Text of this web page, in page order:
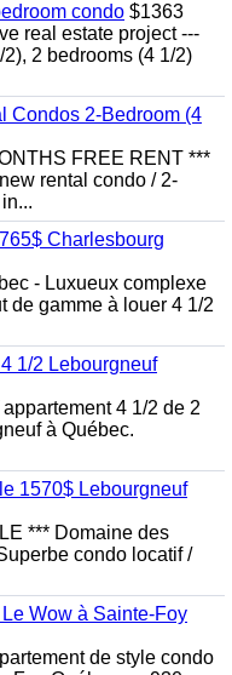
condo $1363
real estate project ---
2 bedrooms (4 1/2)
Condos 2-Bedroom (4
FREE RENT ***
rental condo / 2-
Charlesbourg
- Luxueux complexe
de gamme à louer 4 1/2
1/2 Lebourgneuf
4 1/2 de 2
à Québec.
1570$ Lebourgneuf
*** Domaine des
condo locatif /
Wow à Sainte-Foy
de style condo